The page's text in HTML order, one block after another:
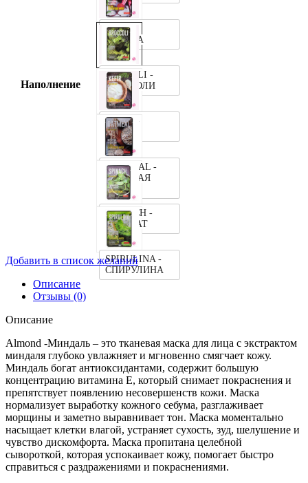
Наполнение
BEET -
СВЕКЛА
BROCOLI -
БРОККОЛИ
KEFIR -
КЕФИР
OATMEAL -
ОВСЯНАЯ
КРУПА
SPINACH -
ШПИНАТ
SPIRULINA -
СПИРУЛИНА
Добавить в список желаний
Описание
Отзывы (0)
Описание
Almond -Миндаль – это тканевая маска для лица с экстрактом
миндаля глубоко увлажняет и мгновенно смягчает кожу.
Миндаль богат антиоксидантами, содержит большую
концентрацию витамина E, который снимает покраснения и
препятствует появлению несовершенств кожи. Маска
нормализует выработку кожного себума, разглаживает
морщины и заметно выравнивает тон. Маска моментально
насыщает клетки влагой, устраняет сухость, зуд, шелушение и
чувство дискомфорта. Маска пропитана целебной
сывороткой, которая успокаивает кожу, помогает быстро
справиться с раздражениями и покраснениями.